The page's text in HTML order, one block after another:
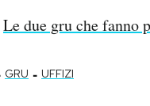
Le due gru che fanno
GRU - UFFIZI